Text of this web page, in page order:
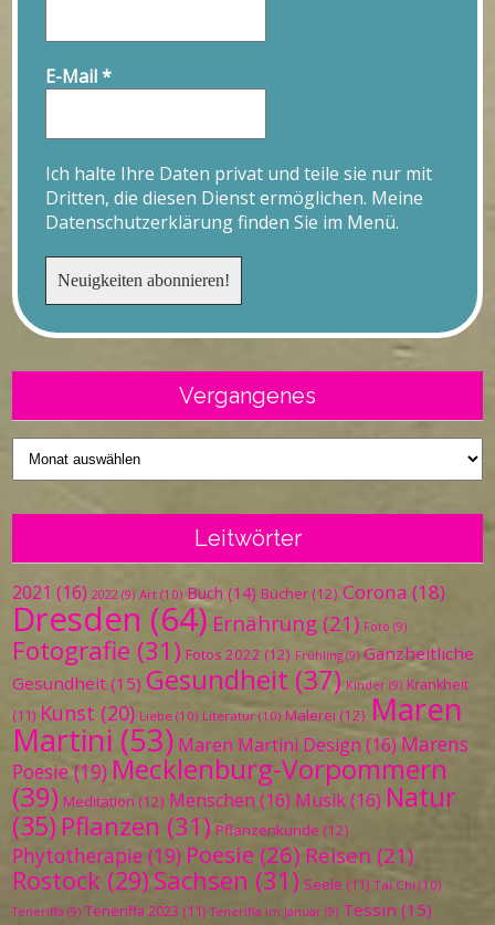
E-Mail*
Ich halte Ihre Daten privat und teile sie nur mit
Dritten, die diesen Dienst ermöglichen. Meine
Datenschutzerklärung finden Sie im Menü.
Vergangenes
Vergangenes
Leitwörter
2021 (16) 2022 (9) Art (10) Buch (14) Bücher (12) Corona (18)
Dresden (64) Ernährung (21) Foto (9)
Fotografie (31) Fotos 2022 (12) Frühling (9) Ganzheitliche
Gesundheit (15) Gesundheit (37) Kinder (9) Krankheit
(11) Kunst (20) Liebe (10) Literatur (10) Malerei (12) Maren
Martini (53) Maren Martini Design (16) Marens
Poesie(19) Mecklenburg-Vorpommern
(39) Meditation (12) Menschen (16) Musik(16) Natur
(35) Pflanzen (31) Pflanzenkunde (12)
Phytotherapie (19) Poesie (26) Reisen (21)
Rostock (29) Sachsen (31) Seele (11) Tai Chi (10)
Teneriffa (9) Teneriffa 2023 (11) Teneriffa im Januar (9) Tessin (15)